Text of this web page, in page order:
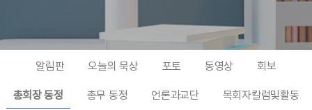
알림판 오늘의 묵상 포토 동영상 회보
총회장 동정 총무 동정 언론과교단 목회자칼럼및활동